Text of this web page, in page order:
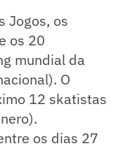
Jogos, os
os 20
mundial da
O
12 skatistas
os dias 27